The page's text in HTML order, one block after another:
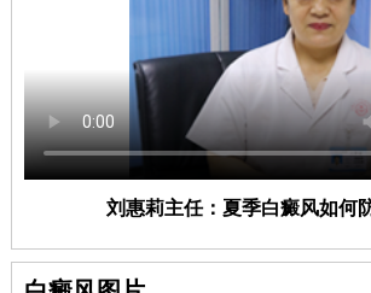
刘惠莉主任：夏季白癜风如何